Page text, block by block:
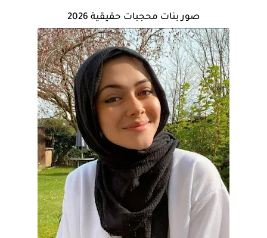
صور بنات محجبات حقيقية 2026